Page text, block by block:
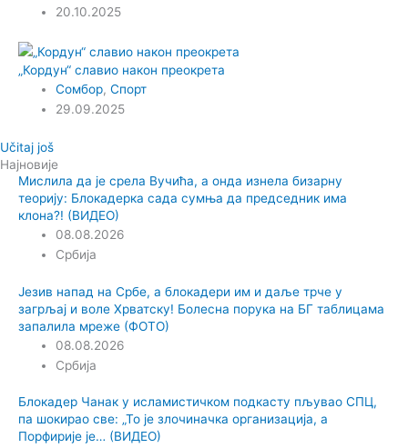
20.10.2025
„Кордун“ славио након преокрета
Сомбор,Спорт
29.09.2025
Učitaj još
Најновије
Мислила да је срела Вучића, а онда изнела бизарну
теорију: Блокадерка сада сумња да председник има
клона?! (ВИДЕО)
08.08.2026
Србија
Језив напад на Србе, а блокадери им и даље трче у
загрљај и воле Хрватску! Болесна порука на БГ таблицама
запалила мреже (ФОТО)
08.08.2026
Србија
Блокадер Чанак у исламистичком подкасту пљувао СПЦ,
па шокирао све: „То је злочиначка организација, а
Порфирије је… (ВИДЕО)